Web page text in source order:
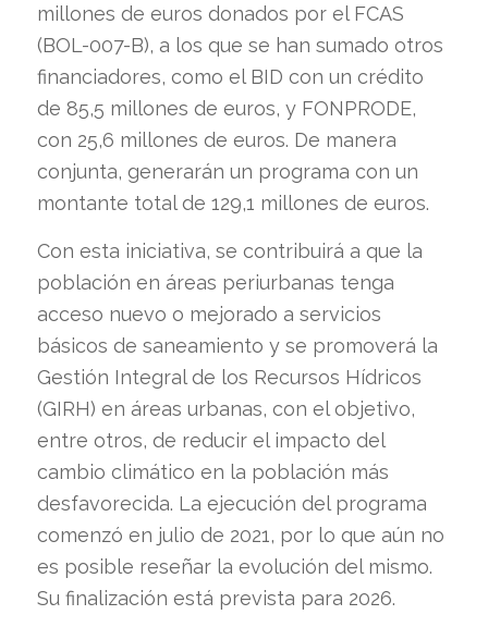
millones de euros donados por el FCAS
(BOL-007-B), a los que se han sumado otros
financiadores, como el BID con un crédito
de 85,5 millones de euros, y FONPRODE,
con 25,6 millones de euros. De manera
conjunta, generarán un programa con un
montante total de 129,1 millones de euros.
Con esta iniciativa, se contribuirá a que la
población en áreas periurbanas tenga
acceso nuevo o mejorado a servicios
básicos de saneamiento y se promoverá la
Gestión Integral de los Recursos Hídricos
(GIRH) en áreas urbanas, con el objetivo,
entre otros, de reducir el impacto del
cambio climático en la población más
desfavorecida. La ejecución del programa
comenzó en julio de 2021, por lo que aún no
es posible reseñar la evolución del mismo.
Su finalización está prevista para 2026.